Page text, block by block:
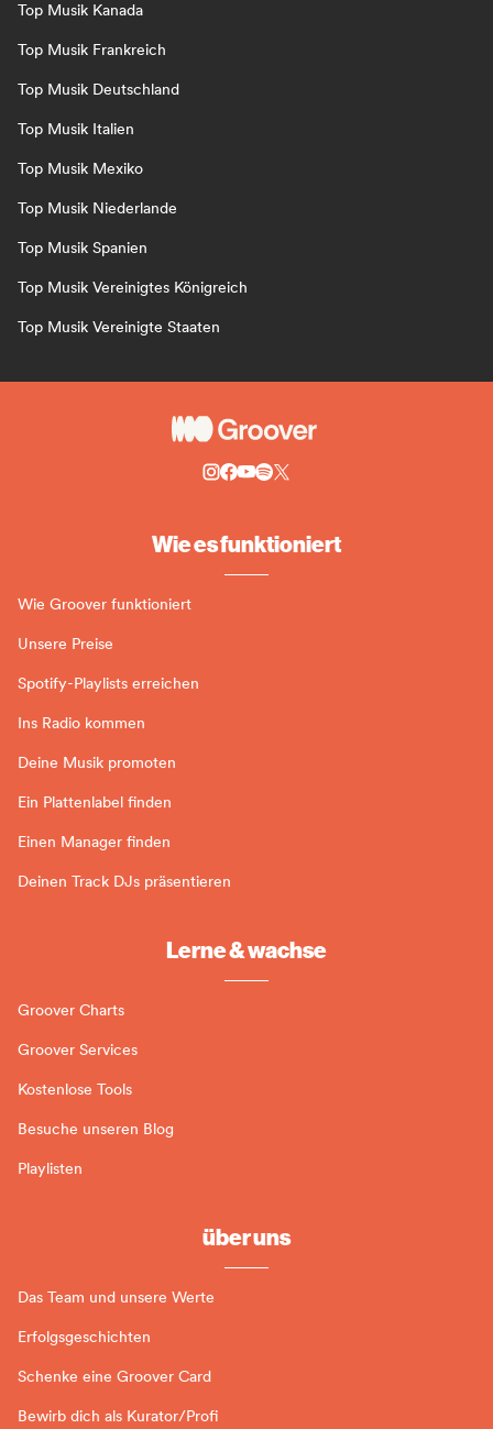
Top Musik Kanada
Top Musik Frankreich
Top Musik Deutschland
Top Musik Italien
Top Musik Mexiko
Top Musik Niederlande
Top Musik Spanien
Top Musik Vereinigtes Königreich
Top Musik Vereinigte Staaten
Wie es funktioniert
Wie Groover funktioniert
Unsere Preise
Spotify-Playlists erreichen
Ins Radio kommen
Deine Musik promoten
Ein Plattenlabel finden
Einen Manager finden
Deinen Track DJs präsentieren
Lerne & wachse
Groover Charts
Groover Services
Kostenlose Tools
Besuche unseren Blog
Playlisten
über uns
Das Team und unsere Werte
Erfolgsgeschichten
Schenke eine Groover Card
Bewirb dich als Kurator/Profi